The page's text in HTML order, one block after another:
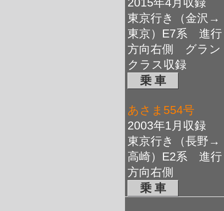
東京行き（金沢→
東京）E7系 進行
方向右側 グラン
クラス収録
乗 車
あさま554号
2003年1月収録
東京行き（長野→
高崎）E2系 進行
方向右側
乗 車